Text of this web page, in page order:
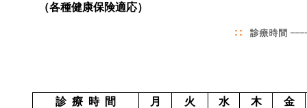
（各種健康保険適応）
診 療 時 間 月 火 水 木 金